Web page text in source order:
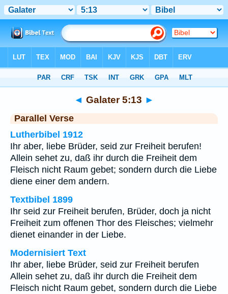
◄ Galater 5:13 ►
Parallel Verse
Lutherbibel 1912
Ihr aber, liebe Brüder, seid zur Freiheit berufen!
Allein sehet zu, daß ihr durch die Freiheit dem
Fleisch nicht Raum gebet; sondern durch die Liebe
diene einer dem andern.
Textbibel 1899
Ihr seid zur Freiheit berufen, Brüder, doch ja nicht
Freiheit zum offenen Thor des Fleisches; vielmehr
dienet einander in der Liebe.
Modernisiert Text
Ihr aber, liebe Brüder, seid zur Freiheit berufen
Allein sehet zu, daß ihr durch die Freiheit dem
Fleisch nicht Raum gebet, sondern durch die Liebe